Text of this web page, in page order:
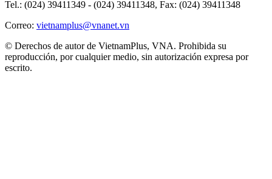
Tel.: (024) 39411349 - (024) 39411348, Fax: (024) 39411348
Correo: vietnamplus@vnanet.vn
© Derechos de autor de VietnamPlus, VNA. Prohibida su
reproducción, por cualquier medio, sin autorización expresa por
escrito.